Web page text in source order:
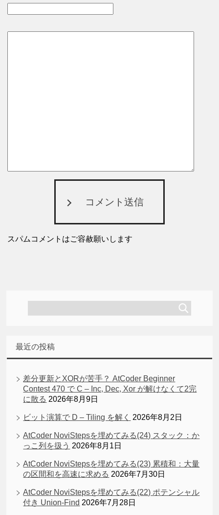
コメント送信
スパムコメントはご容赦願いします
最近の投稿
差分更新とXORが苦手？ AtCoder Beginner
Contest 470 で C – Inc, Dec, Xor が解けなくて2完
に散る 2026年8月9日
ビット演算で D – Tiling を解く 2026年8月2日
AtCoder NoviStepsを埋めてみる(24) スタック：か
っこ列を扱う 2026年8月1日
AtCoder NoviStepsを埋めてみる(23) 累積和：大量
の区間和を高速に求める 2026年7月30日
AtCoder NoviStepsを埋めてみる(22) ポテンシャル
付き Union-Find 2026年7月28日